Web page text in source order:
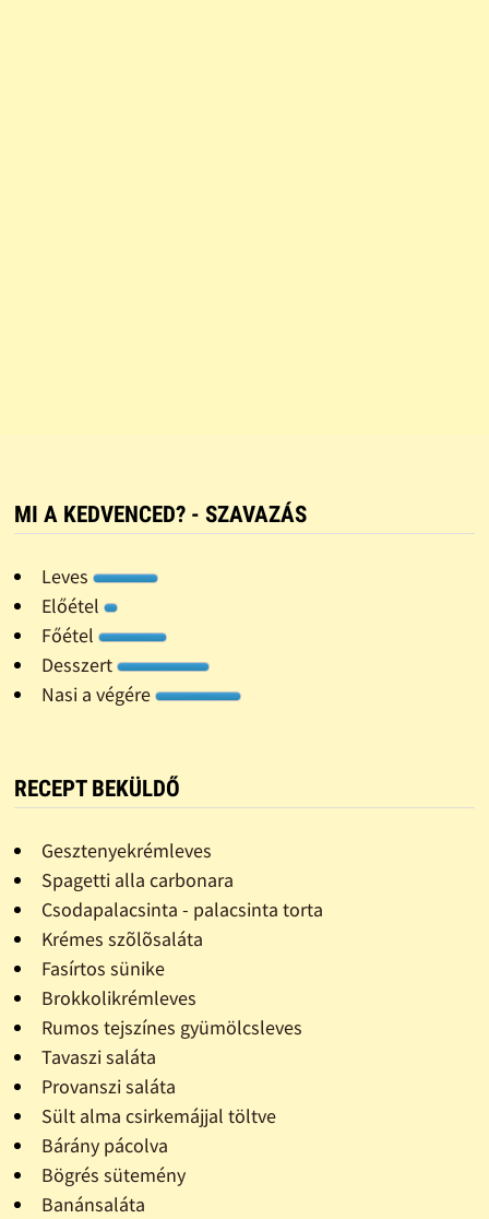
MI A KEDVENCED? - SZAVAZÁS
Leves
Előétel
Főétel
Desszert
Nasi a végére
RECEPT BEKÜLDŐ
Gesztenyekrémleves
Spagetti alla carbonara
Csodapalacsinta - palacsinta torta
Krémes szõlõsaláta
Fasírtos sünike
Brokkolikrémleves
Rumos tejszínes gyümölcsleves
Tavaszi saláta
Provanszi saláta
Sült alma csirkemájjal töltve
Bárány pácolva
Bögrés sütemény
Banánsaláta